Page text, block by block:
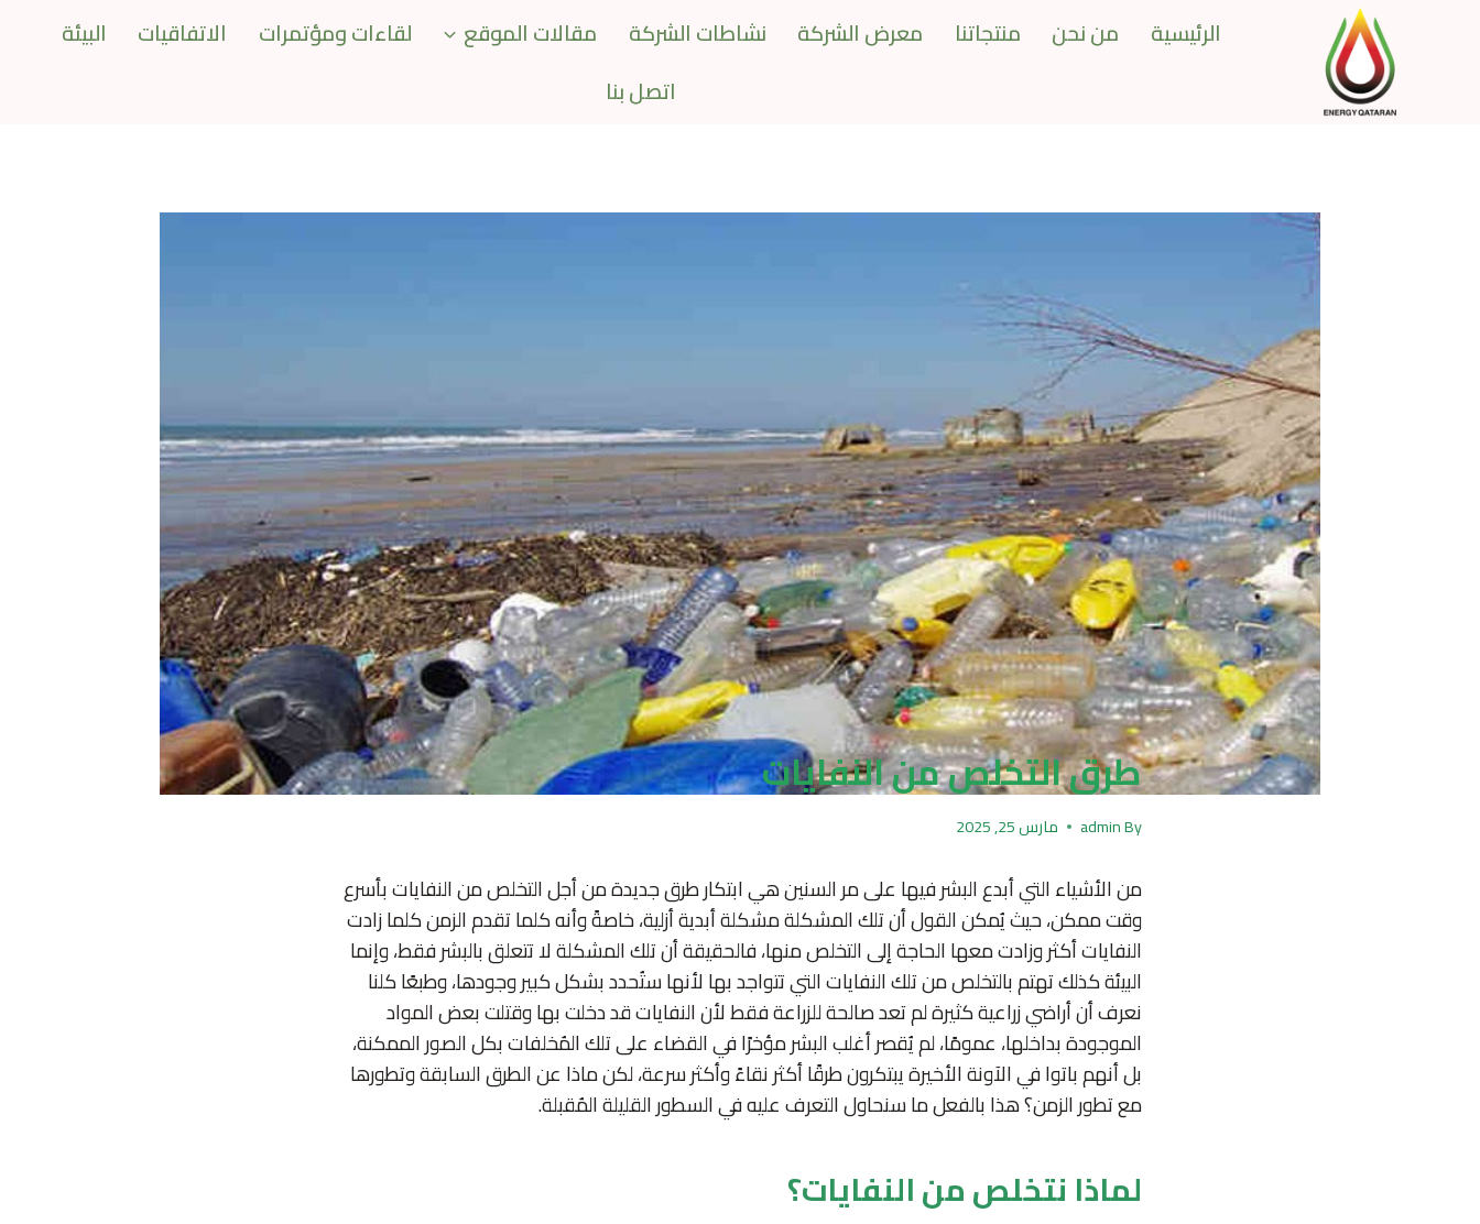
الرئيسية من نحن منتجاتنا معرض الشركة نشاطات الشركة مقالات الموقع لقاءات ومؤتمرات الاتفاقيات
البيئة
اتصل بنا
طرق التخلص من النفايات
By
admin مارس 25, 2025
من الأشياء التي أبدع البشر فيها على مر السنين هي ابتكار طرق جديدة من أجل التخلص من النفايات بأسرع
وقت ممكن، حيث يُمكن القول أن تلك المشكلة مشكلة أبدية أزلية، خاصةً وأنه كلما تقدم الزمن كلما زادت
النفايات أكثر وزادت معها الحاجة إلى التخلص منها، فالحقيقة أن تلك المشكلة لا تتعلق بالبشر فقط، وإنما
البيئة كذلك تهتم بالتخلص من تلك النفايات التي تتواجد بها لأنها ستُحدد بشكل كبير وجودها، وطبعًا كلنا
نعرف أن أراضي زراعية كثيرة لم تعد صالحة للزراعة فقط لأن النفايات قد دخلت بها وقتلت بعض المواد
الموجودة بداخلها، عمومًا، لم يُقصر أغلب البشر مؤخرًا في القضاء على تلك المُخلفات بكل الصور الممكنة،
بل أنهم باتوا في الآونة الأخيرة يبتكرون طرقًا أكثر نقاءً وأكثر سرعة، لكن ماذا عن الطرق السابقة وتطورها
مع تطور الزمن؟ هذا بالفعل ما سنحاول التعرف عليه في السطور القليلة المُقبلة.
لماذا نتخلص من النفايات؟